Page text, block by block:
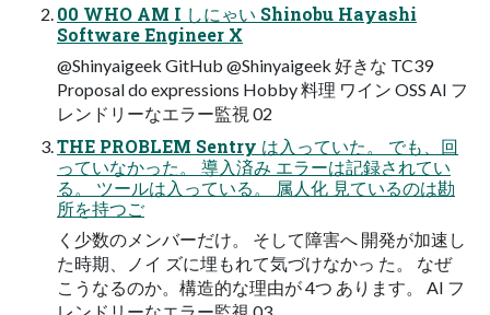
00 WHO AM I しにゃい Shinobu Hayashi
Software Engineer X
@Shinyaigeek GitHub @Shinyaigeek 好きな TC39
Proposal do expressions Hobby 料理 ワイン OSS AI フ
レンドリーなエラー監視 02
THE PROBLEM Sentry は入っていた。 でも、回
っていなかった。 導入済み エラーは記録されてい
る。 ツールは入っている。 属人化 見ているのは勘
所を持つご
く少数のメンバーだけ。 そして障害へ 開発が加速し
た時期、ノイ ズに埋もれて気づけなかっ た。 なぜ
こうなるのか。構造的な理由が 4つ あります。 AI フ
レンドリーなエラー監視 03